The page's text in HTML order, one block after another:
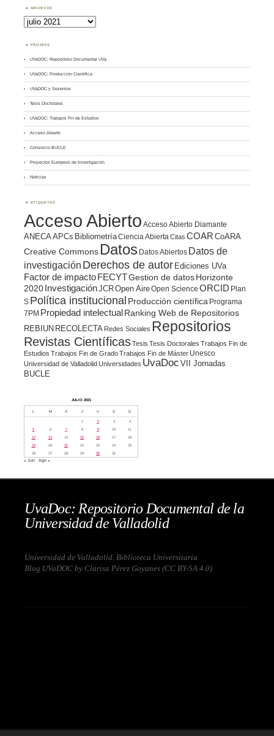
ARCHIVOS
Archivos
PÁGINAS
UVaDOC: Repositorio Documental UVa
UVaDOC: Producción Científica
UVaDOC y Sexenios
Tesis Doctorales
UVaDOC: Trabajos Fin de Estudios
Acceso Abierto
Consorcio BUCLE
Proyectos Europeos de Investigación
Noticias
ETIQUETAS
Acceso Abierto Acceso Abierto Diamante
ANECAAPCs BibliometríaCiencia Abierta Citas COAR CoARA
Creative Commons Datos Datos Abiertos Datos de
investigación Derechos de autor Ediciones UVa
Factor de impacto FECYTGestion de datosHorizonte
2020 InvestigaciónJCROpen AireOpen Science ORCID Plan
S Política institucional Producción científica Programa
7PM Propiedad intelectualRanking Web de Repositorios
REBIUN RECOLECTA Redes Sociales Repositorios
Revistas CientíficasTesis Tesis Doctorales Trabajos Fin de
Estudios Trabajos Fin de GradoTrabajos Fin de Máster Unesco
Universidad de Valladolid Universidades UvaDoc VII Jornadas
BUCLE
JULIO 2021
L M X J V S D
1 2 3
4
5
6 7 8 9 10
11
12
13 14 15 16 17
18
19
20 21 22 23 24
25
26
27 28 29 30 31
« Jun Ago »
UvaDoc: Repositorio Documental de la
Universidad de Valladolid
Universidad de Valladolid. Biblioteca Universitaria
Blog UVaDOC by Clarisa Pérez Goyanes (CC BY-SA 4.0)